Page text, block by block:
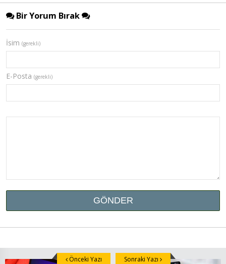
Bir Yorum Bırak
İsim (gerekli)
E-Posta (gerekli)
Önceki Yazı Sonraki Yazı